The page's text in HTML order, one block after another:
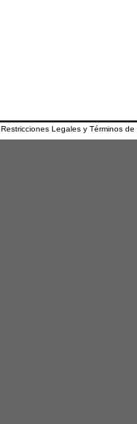
Restricciones Legales y Términos de